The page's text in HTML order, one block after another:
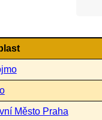
Město Praha